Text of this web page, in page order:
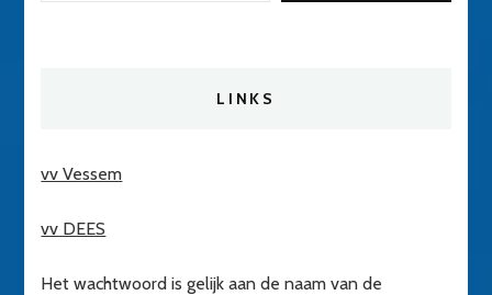
LINKS
vv Vessem
vv DEES
Het wachtwoord is gelijk aan de naam van de